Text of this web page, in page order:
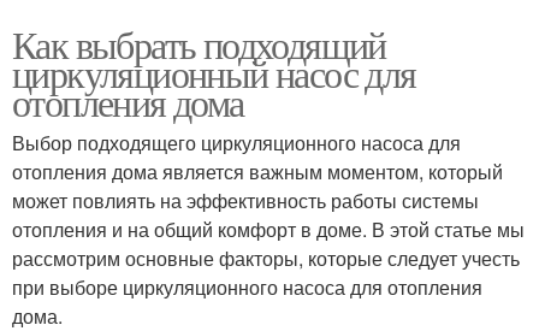
Как выбрать подходящий
циркуляционный насос для
отопления дома
Выбор подходящего циркуляционного насоса для
отопления дома является важным моментом, который
может повлиять на эффективность работы системы
отопления и на общий комфорт в доме. В этой статье мы
рассмотрим основные факторы, которые следует учесть
при выборе циркуляционного насоса для отопления
дома.